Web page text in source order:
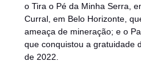
o Tira o Pé da Minha Serra,
Curral, em Belo Horizonte,
ameaça de mineração; e o
que conquistou a gratuidade
de 2022.